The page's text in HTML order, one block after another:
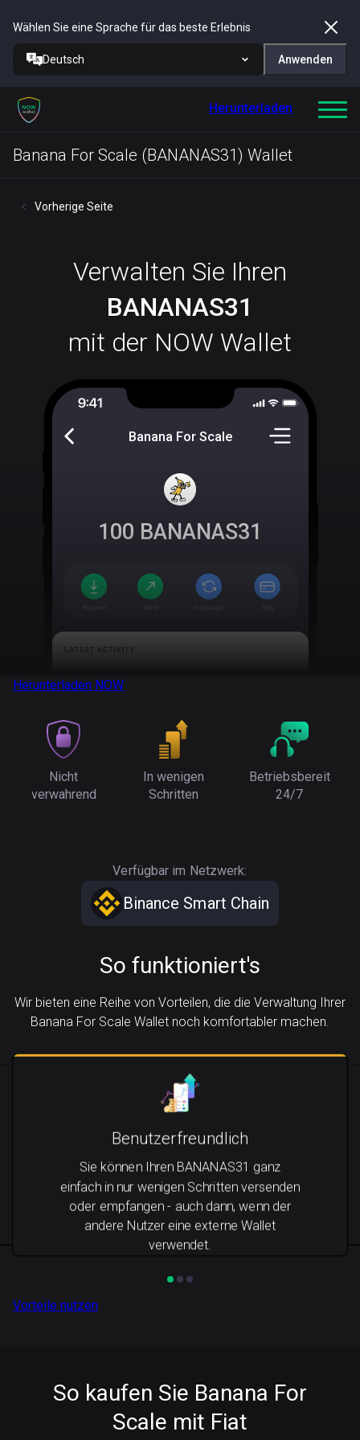
Wählen Sie eine Sprache für das beste Erlebnis
Deutsch Anwenden
Herunterladen
Banana For Scale (BANANAS31) Wallet
Vorherige Seite
Verwalten Sie Ihren
BANANAS31
mit der NOW Wallet
Banana For Scale
100 BANANAS31
Herunterladen NOW
Nicht
verwahrend
In wenigen
Schritten
Betriebsbereit
24/7
Verfügbar im Netzwerk:
Binance Smart Chain
So funktioniert's
Wir bieten eine Reihe von Vorteilen, die die Verwaltung Ihrer
Banana For Scale Wallet noch komfortabler machen.
Benutzerfreundlich
Sie können Ihren BANANAS31 ganz
einfach in nur wenigen Schritten versenden
oder empfangen - auch dann, wenn der
andere Nutzer eine externe Wallet
verwendet.
Vorteile nutzen
So kaufen Sie Banana For
Scale mit Fiat